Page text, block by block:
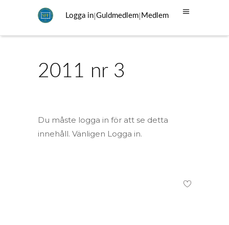
Logga in|Guldmedlem| Medlem
2011 nr 3
Du måste logga in för att se detta
innehåll. Vänligen Logga in.